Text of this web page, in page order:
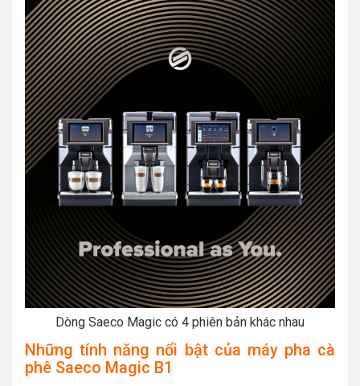
Dòng Saeco Magic có 4 phiên bản khác nhau
Những tính năng nổi bật của máy pha cà
phê Saeco Magic B1